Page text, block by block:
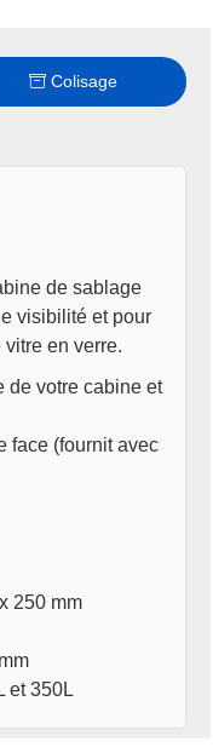
Colisage
de sablage
visibilité et pour
en verre.
de votre cabine et
face (fournit avec
250 mm
et 350L